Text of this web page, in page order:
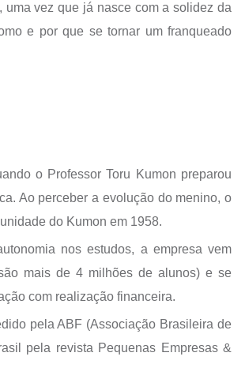
vez que já nasce com a solidez da
e por que se tornar um franqueado
o Professor Toru Kumon preparou
Ao perceber a evolução do menino, o
do Kumon em 1958.
nos estudos, a empresa vem
mais de 4 milhões de alunos) e se
com realização financeira.
pela ABF (Associação Brasileira de
pela revista Pequenas Empresas &